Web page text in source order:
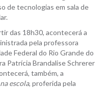
de tecnologias em sala de
das 18h30, acontecerá a
pela professora
Federal do Rio Grande do
Patrícia Brandalise Schrerer
também, a
escola, proferida pela